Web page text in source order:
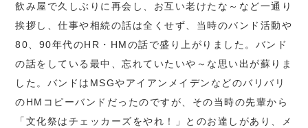
飲み屋で久しぶりに再会し、お互い老けたな～など一通り
挨拶し、仕事や相続の話は全くせず、当時のバンド活動や
80、90年代のHR・HMの話で盛り上がりました。バンド
の話をしている最中、忘れていたいや～な思い出が蘇りま
した。バンドはMSGやアイアンメイデンなどのバリバリ
のHMコピーバンドだったのですが、その当時の先輩から
「文化祭はチェッカーズをやれ！」とのお達しがあり、メ